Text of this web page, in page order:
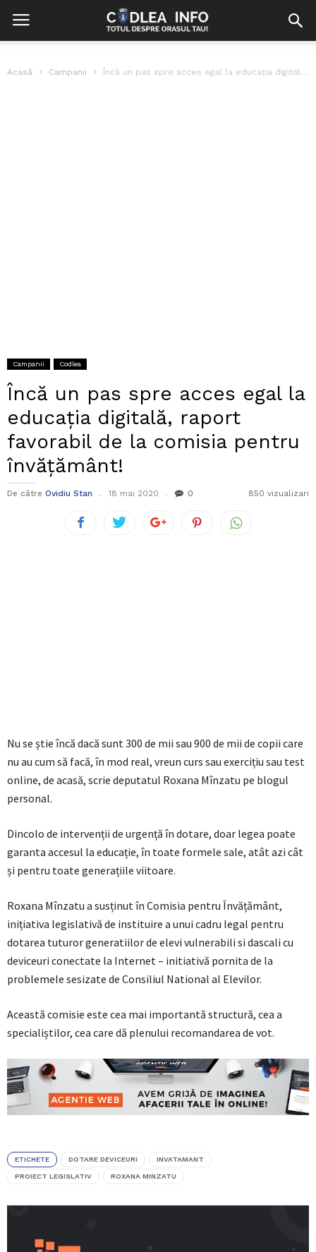
Acasă Campanii Încă un pas spre acces egal la educația digitală, raport favorabil de...
Campanii Codlea
Încă un pas spre acces egal la
educația digitală, raport
favorabil de la comisia pentru
învățământ!
De către Ovidiu Stan 18 mai 2020 0 850 vizualizari
Nu se știe încă dacă sunt 300 de mii sau 900 de mii de copii care
nu au cum să facă, în mod real, vreun curs sau exercițiu sau test
online, de acasă, scrie deputatul Roxana Mînzatu pe blogul
personal.
Dincolo de intervenții de urgență în dotare, doar legea poate
garanta accesul la educație, în toate formele sale, atât azi cât
și pentru toate generațiile viitoare.
Roxana Mînzatu a susținut în Comisia pentru Învățământ,
inițiativa legislativă de instituire a unui cadru legal pentru
dotarea tuturor generatiilor de elevi vulnerabili si dascali cu
deviceuri conectate la Internet – initiativă pornita de la
problemele sesizate de Consiliul National al Elevilor.
Această comisie este cea mai importantă structură, cea a
specialiștilor, cea care dă plenului recomandarea de vot.
ETICHETE DOTARE DEVICEURI INVATAMANT
PROIECT LEGISLATIV ROXANA MINZATU